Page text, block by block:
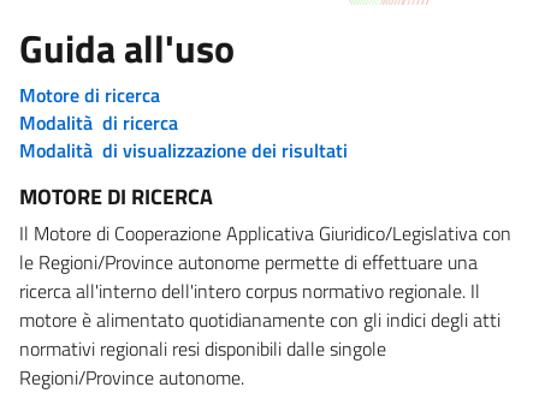
Guida all'uso
Motore di ricerca
Modalità di ricerca
Modalità di visualizzazione dei risultati
MOTORE DI RICERCA
Il Motore di Cooperazione Applicativa Giuridico/Legislativa con
le Regioni/Province autonome permette di effettuare una
ricerca all'interno dell'intero corpus normativo regionale. Il
motore è alimentato quotidianamente con gli indici degli atti
normativi regionali resi disponibili dalle singole
Regioni/Province autonome.